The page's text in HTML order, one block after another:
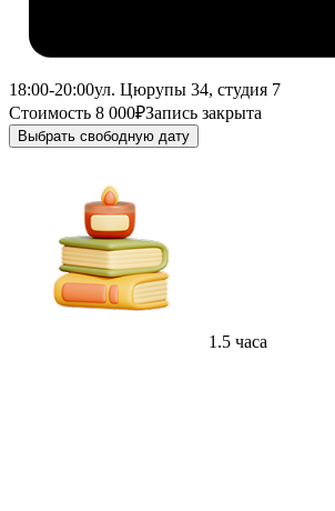
18:00-20:00ул. Цюрупы 34, студия 7
Стоимость 8 000₽Запись закрыта
Выбрать свободную дату
1.5 часа